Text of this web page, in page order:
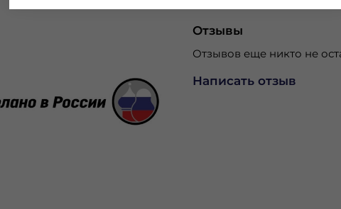
Отзывы
Отзывов еще никто не
Написать отзыв